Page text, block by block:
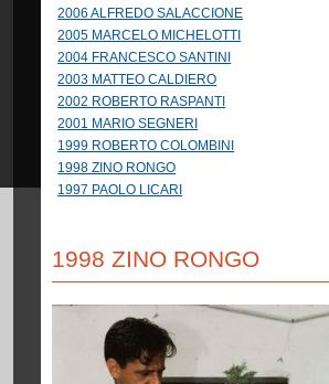
2006 ALFREDO SALACCIONE
2005 MARCELO MICHELOTTI
2004 FRANCESCO SANTINI
2003 MATTEO CALDIERO
2002 ROBERTO RASPANTI
2001 MARIO SEGNERI
1999 ROBERTO COLOMBINI
1998 ZINO RONGO
1997 PAOLO LICARI
1998 ZINO RONGO